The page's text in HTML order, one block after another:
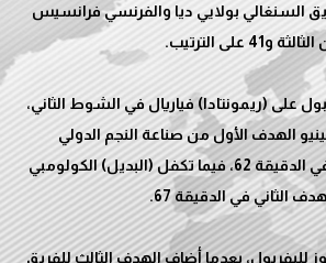
السنغالي بولايي ديا والفرنسي فرانسيس
على (ريمونتادا) فياريال في الشوط الثاني،
الهدف الأول من صناعة النجم الدولي
المصري محمد صلاح، في الدقيقة 62، فيما تكفل (البديل) الكولومبي
لليفربول، بعدما أضاف الهدف الثالث للفريق